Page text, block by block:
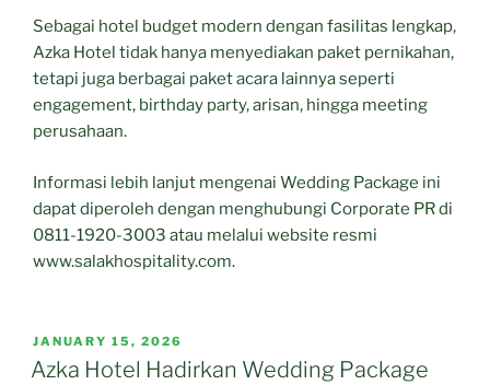
Sebagai hotel budget modern dengan fasilitas lengkap,
Azka Hotel tidak hanya menyediakan paket pernikahan,
tetapi juga berbagai paket acara lainnya seperti
engagement, birthday party, arisan, hingga meeting
perusahaan.
Informasi lebih lanjut mengenai Wedding Package ini
dapat diperoleh dengan menghubungi Corporate PR di
0811-1920-3003 atau melalui website resmi
www.salakhospitality.com.
POSTED
ON
JANUARY 15, 2026
Azka Hotel Hadirkan Wedding Package